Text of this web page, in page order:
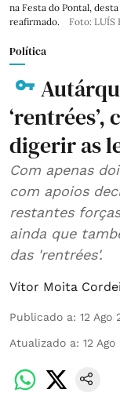
na Festa do Pontal,
reafirmado.
Foto: LUÍS
Política
digerir as
Com apenas
com apoios
restantes
ainda que
das 'rentrées'.
Vítor Moita
Publicado a: 12 Ago
Atualizado a: 12